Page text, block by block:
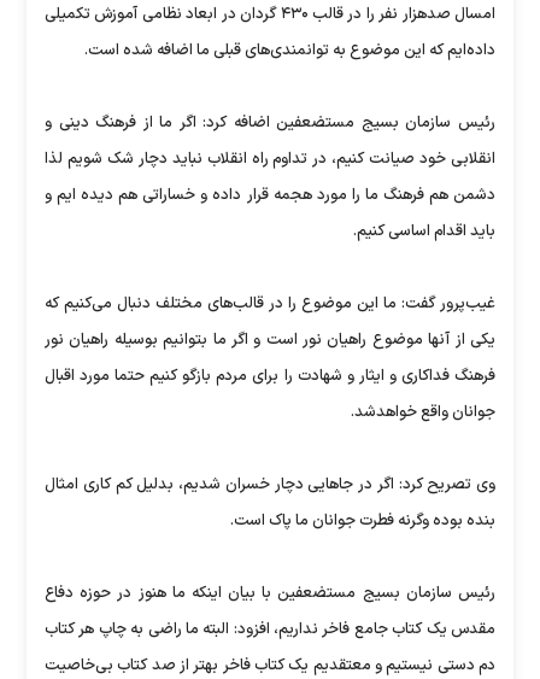
امسال صدهزار نفر را در قالب ۴۳۰ گردان در ابعاد نظامی آموزش تکمیلی
داده‌ایم که این موضوع به توانمندی‌های قبلی ما اضافه شده است.
رئیس سازمان بسیج مستضعفین اضافه کرد: اگر ما از فرهنگ دینی و
انقلابی خود صیانت کنیم، در تداوم راه انقلاب نباید دچار شک شویم لذا
دشمن هم فرهنگ ما را مورد هجمه قرار داده و خساراتی هم دیده ایم و
باید اقدام اساسی کنیم.
غیب‌پرور گفت: ما این موضوع را در قالب‌های مختلف دنبال می‌کنیم که
یکی از آنها موضوع راهیان نور است و اگر ما بتوانیم بوسیله راهیان نور
فرهنگ فداکاری و ایثار و شهادت را برای مردم بازگو کنیم حتما مورد اقبال
جوانان واقع خواهدشد.
وی تصریح کرد: اگر در جاهایی دچار خسران شدیم، بدلیل کم کاری امثال
بنده بوده وگرنه فطرت جوانان ما پاک است.
رئیس سازمان بسیج مستضعفین با بیان اینکه ما هنوز در حوزه دفاع
مقدس یک کتاب جامع فاخر نداریم، افزود: البته ما راضی به چاپ هر کتاب
دم دستی نیستیم و معتقدیم یک کتاب فاخر بهتر از صد کتاب بی‌خاصیت